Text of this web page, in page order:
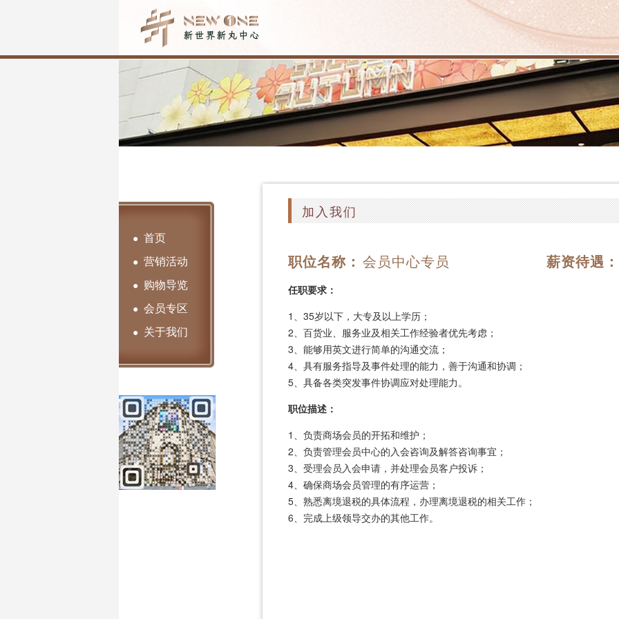
● 首页
● 营销活动
● 购物导览
● 会员专区
● 关于我们
加入我们
职位名称： 会员中心专员 薪资待遇：
任职要求：
1、35岁以下，大专及以上学历；
2、百货业、服务业及相关工作经验者优先考虑；
3、能够用英文进行简单的沟通交流；
4、具有服务指导及事件处理的能力，善于沟通和协调；
5、具备各类突发事件协调应对处理能力。
职位描述：
1、负责商场会员的开拓和维护；
2、负责管理会员中心的入会咨询及解答咨询事宜；
3、受理会员入会申请，并处理会员客户投诉；
4、确保商场会员管理的有序运营；
5、熟悉离境退税的具体流程，办理离境退税的相关工作；
6、完成上级领导交办的其他工作。